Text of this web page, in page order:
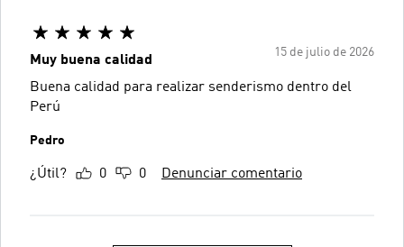
15 de julio de 2026
Muy buena calidad
Buena calidad para realizar senderismo dentro del
Perú
Pedro
¿Útil? 0 0 Denunciar comentario